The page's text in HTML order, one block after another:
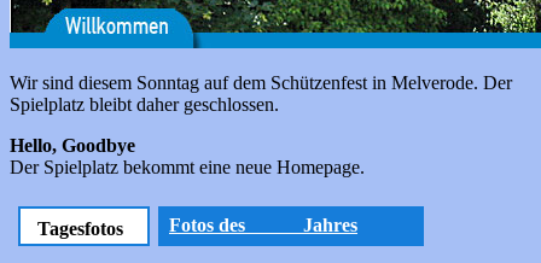
Wir sind diesem Sonntag auf dem Schützenfest in Melverode. Der
Spielplatz bleibt daher geschlossen.
Hello, Goodbye
Der Spielplatz bekommt eine neue Homepage.
Tagesfotos Fotos des Jahres